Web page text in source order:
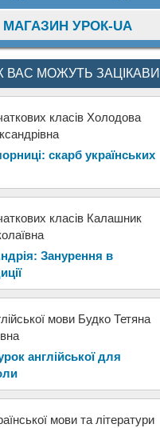
МАГАЗИН УРОК-UA
ВАС МОЖУТЬ
класів Холодова
скарб українських
класів Калашник
Занурення в
мови Будко Тетяна
англійської для
мови та літератури